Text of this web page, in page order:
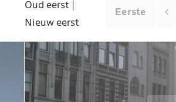
Oud eerst|
Nieuw eerst
Eerste